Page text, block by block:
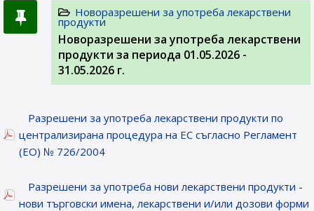
Новоразрешени за употреба лекарствени
продукти
Новоразрешени за употреба лекарствени
продукти за периода 01.05.2026 -
31.05.2026 г.
Разрешени за употреба лекарствени продукти по
централизирана процедура на ЕС съгласно Регламент
(ЕО) № 726/2004
Разрешени за употреба нови лекарствени продукти -
нови търговски имена, лекарствени и/или дозови форми